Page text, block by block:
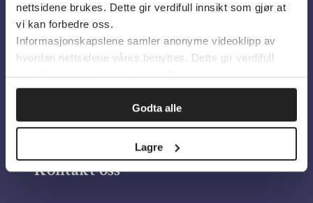
nettsidene brukes. Dette gir verdifull innsikt som gjør at
vi kan forbedre oss.
Informasjonskapslene samler anonyme videoklipp av
hvordan nettsidene våres benyttes. Dette gir verdifull
innsikt som gjør at vi kan forbedre oss.
Godta alle
Lagre
Om Helsebiblioteket
Personvern og informasjonskapsler
Tilgjengelighetserklæring
Information in English
Bilder fra Colourbox.com
Kontakt oss